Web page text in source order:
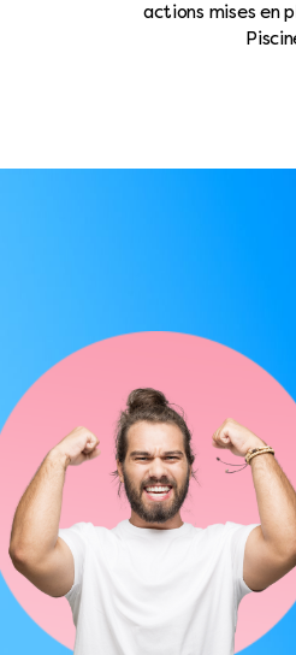
actions mises en